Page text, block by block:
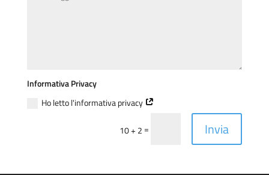
Informativa Privacy
Ho letto l'informativa privacy
10 + 2 = Invia